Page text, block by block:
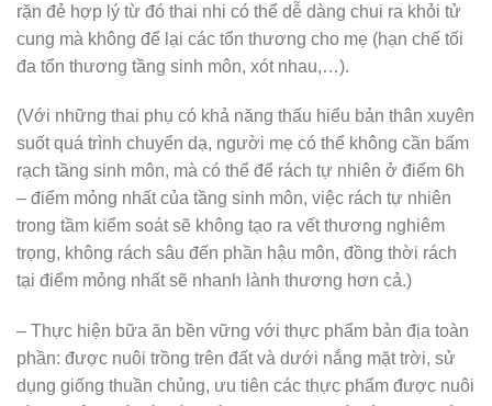
rặn đẻ hợp lý từ đó thai nhi có thể dễ dàng chui ra khỏi tử
cung mà không để lại các tổn thương cho mẹ (hạn chế tối
đa tổn thương tầng sinh môn, xót nhau,…).
(Với những thai phụ có khả năng thấu hiểu bản thân xuyên
suốt quá trình chuyển dạ, người mẹ có thể không cần bấm
rạch tầng sinh môn, mà có thể để rách tự nhiên ở điểm 6h
– điểm mỏng nhất của tầng sinh môn, việc rách tự nhiên
trong tầm kiểm soát sẽ không tạo ra vết thương nghiêm
trọng, không rách sâu đến phần hậu môn, đồng thời rách
tại điểm mỏng nhất sẽ nhanh lành thương hơn cả.)
– Thực hiện bữa ăn bền vững với thực phẩm bản địa toàn
phần: được nuôi trồng trên đất và dưới nắng mặt trời, sử
dụng giống thuần chủng, ưu tiên các thực phẩm được nuôi